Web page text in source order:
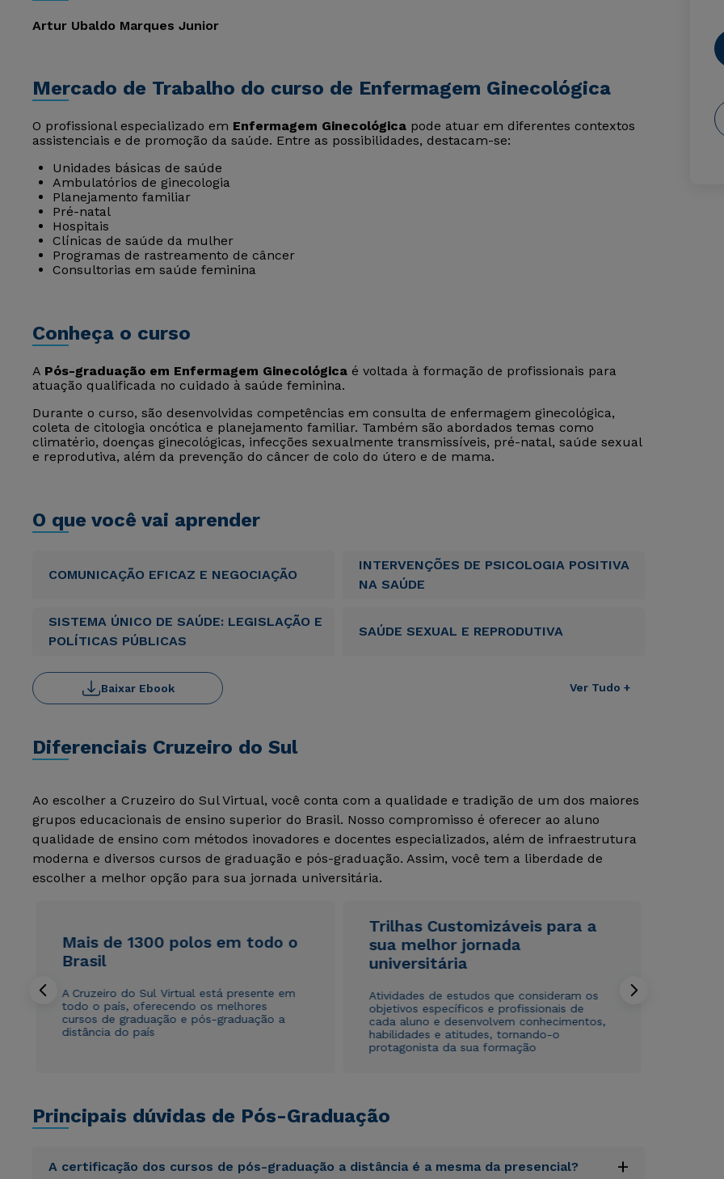
Artur Ubaldo Marques Junior
Mercado de Trabalho do curso de Enfermagem Ginecológica
O profissional especializado em Enfermagem Ginecológica pode atuar em diferentes contextos
assistenciais e de promoção da saúde. Entre as possibilidades, destacam-se:
Unidades básicas de saúde
Ambulatórios de ginecologia
Planejamento familiar
Pré-natal
Hospitais
Clínicas de saúde da mulher
Programas de rastreamento de câncer
Consultorias em saúde feminina
Conheça o curso
A Pós-graduação em Enfermagem Ginecológica é voltada à formação de profissionais para
atuação qualificada no cuidado à saúde feminina.
Durante o curso, são desenvolvidas competências em consulta de enfermagem ginecológica,
coleta de citologia oncótica e planejamento familiar. Também são abordados temas como
climatério, doenças ginecológicas, infecções sexualmente transmissíveis, pré-natal, saúde sexual
e reprodutiva, além da prevenção do câncer de colo do útero e de mama.
O que você vai aprender
COMUNICAÇÃO EFICAZ E NEGOCIAÇÃO
INTERVENÇÕES DE PSICOLOGIA POSITIVA
NA SAÚDE
SISTEMA ÚNICO DE SAÚDE: LEGISLAÇÃO E
POLÍTICAS PÚBLICAS
SAÚDE SEXUAL E REPRODUTIVA
Ver Tudo +
Baixar Ebook
Diferenciais Cruzeiro do Sul
Ao escolher a Cruzeiro do Sul Virtual, você conta com a qualidade e tradição de um dos maiores
grupos educacionais de ensino superior do Brasil. Nosso compromisso é oferecer ao aluno
qualidade de ensino com métodos inovadores e docentes especializados, além de infraestrutura
moderna e diversos cursos de graduação e pós-graduação. Assim, você tem a liberdade de
escolher a melhor opção para sua jornada universitária.
Mais de 1300 polos em todo o
Brasil
A Cruzeiro do Sul Virtual está presente em
todo o país, oferecendo os melhores
cursos de graduação e pós-graduação a
distância do país
Trilhas Customizáveis para a
sua melhor jornada
universitária
Atividades de estudos que consideram os
objetivos específicos e profissionais de
cada aluno e desenvolvem conhecimentos,
habilidades e atitudes, tornando-o
protagonista da sua formação
Principais dúvidas de Pós-Graduação
A certificação dos cursos de pós-graduação a distância é a mesma da presencial? +
Rápido e fácil
WhatsApp
ou
Rápido e fácil
WhatsApp
ou